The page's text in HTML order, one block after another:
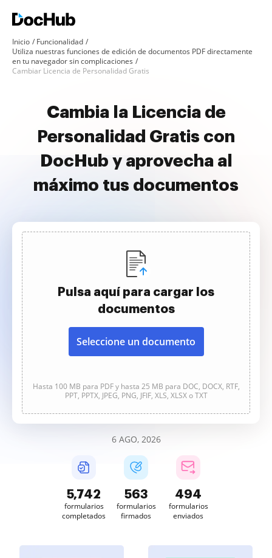
Inicio
Funcionalidad
Utiliza nuestras funciones de edición de documentos PDF directamente
en tu navegador sin complicaciones
Cambiar Licencia de Personalidad Gratis
Cambia la Licencia de
Personalidad Gratis con
DocHub y aprovecha al
máximo tus documentos
Pulsa aquí para cargar los
documentos
Seleccione un documento
Hasta 100 MB para PDF y hasta 25 MB para DOC, DOCX, RTF,
PPT, PPTX, JPEG, PNG, JFIF, XLS, XLSX o TXT
6 AGO, 2026
5,742
formularios
completados
563
formularios
firmados
494
formularios
enviados